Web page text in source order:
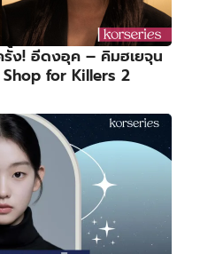
รั้ง! อีดงอุค – คิมฮเยจุน
for Killers 2